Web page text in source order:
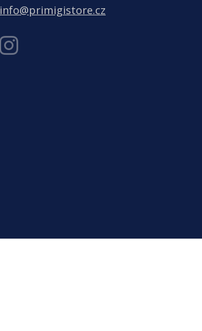
info@primigistore.cz